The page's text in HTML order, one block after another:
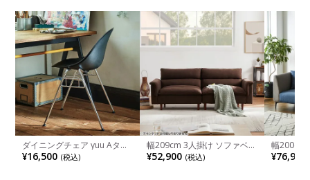
ダイニングチェア yuu Aタイ
プ エッグチェア おしゃれ ス
タッキングチェア CRASH ク
¥16,500 (税込)
幅209cm 3人掛け ソファベッ
ド セミダブル リクライニン
グ 脚付き 2way ソファ リビ
¥52,900 (税込)
幅200cm
ートン フ
ル脚 コン
¥76,990